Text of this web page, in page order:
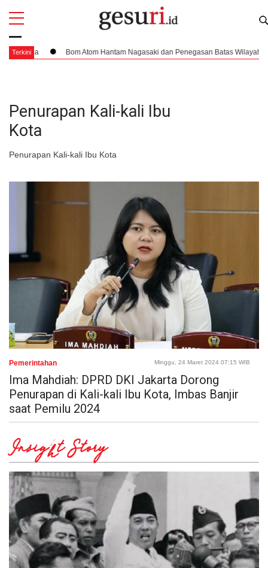
Terkini Bom Atom Hantam Nagasaki dan Penegasan Batas Wilayah
Penurapan Kali-kali Ibu
Kota
Penurapan Kali-kali Ibu Kota
All
Pemerintahan Minggu, 24 Maret 2024 07:15 WIB
Ima Mahdiah: DPRD DKI Jakarta Dorong
Penurapan di Kali-kali Ibu Kota, Imbas Banjir
saat Pemilu 2024
Insight Story